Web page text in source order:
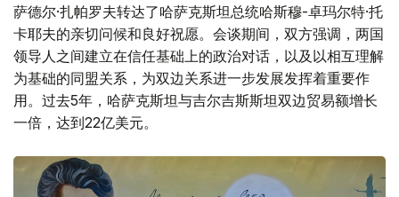
萨德尔·扎帕罗夫转达了哈萨克斯坦总统哈斯穆-卓玛尔特·托
卡耶夫的亲切问候和良好祝愿。会谈期间，双方强调，两国
领导人之间建立在信任基础上的政治对话，以及以相互理解
为基础的同盟关系，为双边关系进一步发展发挥着重要作
用。过去5年，哈萨克斯坦与吉尔吉斯斯坦双边贸易额增长
一倍，达到22亿美元。